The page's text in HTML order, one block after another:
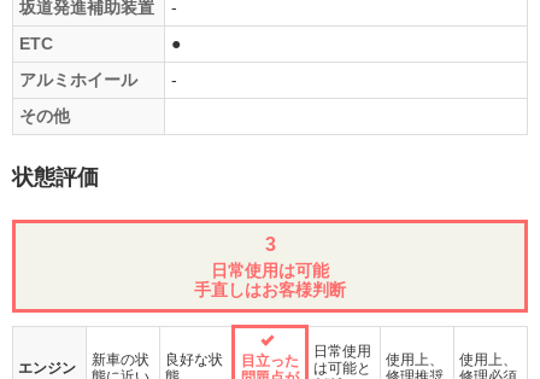
坂道発進補助装置
-
ETC
●
アルミホイール
-
その他
状態評価
3
日常使用は可能
手直しはお客様判断
エンジン
新車の状
良好な状
目立った
日常使用
は可能と
使用上、
使用上、